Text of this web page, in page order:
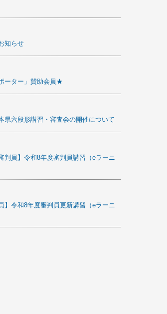
知らせ
ーター」賛助会員★
県六段形講習・審査会の開催について
判員】令和8年度審判員講習（eラーニ
】令和8年度審判員更新講習（eラーニ